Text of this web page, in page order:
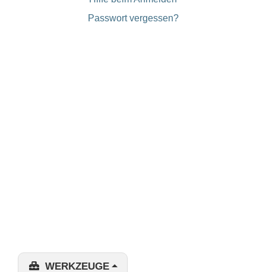
Passwort vergessen?
WERKZEUGE